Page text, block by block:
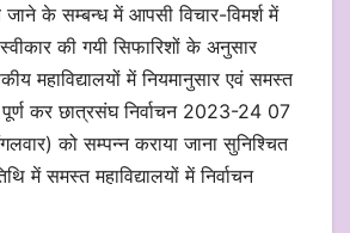
के सम्बन्ध में आपसी विचार-विमर्श में
की गयी सिफारिशों के अनुसार
महाविद्यालयों में नियमानुसार एवं समस्त
कर छात्रसंघ निर्वाचन 2023-24 07
को सम्पन्न कराया जाना सुनिश्चित
में समस्त महाविद्यालयों में निर्वाचन